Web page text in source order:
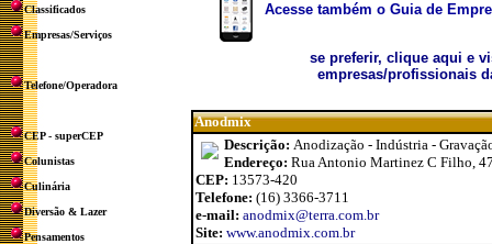
Classificados
Empresas/Serviços
Telefone/Operadora
CEP - superCEP
Colunistas
Culinária
Diversão & Lazer
Pensamentos
Acesse também o Guia de
se preferir, clique aqui e
empresas/profissionais
Anodmix
Descrição: Anodização - Indústria -
Endereço: Rua Antonio Martinez C Filho,
CEP: 13573-420
Telefone: (16) 3366-3711
e-mail: anodmix@terra.com.br
Site: www.anodmix.com.br